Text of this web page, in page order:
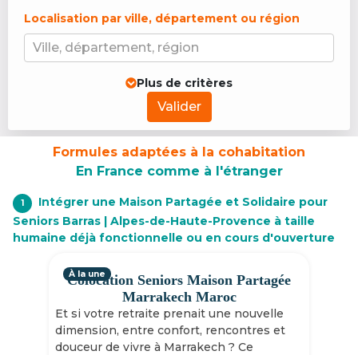
Localisation par ville, département ou région
Ville, département, région
Plus de critères
Valider
Formules adaptées à la cohabitation
En France comme à l'étranger
1
Intégrer une Maison Partagée et Solidaire pour
Seniors Barras | Alpes-de-Haute-Provence à taille
humaine déjà fonctionnelle ou en cours d'ouverture
Colocation Seniors Maison Partagée
Marrakech Maroc
Et si votre retraite prenait une nouvelle
dimension, entre confort, rencontres et
douceur de vivre à Marrakech ? Ce
À la une